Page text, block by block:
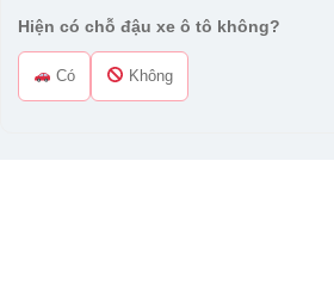
Hiện có chỗ đậu xe ô tô không?
Có Không